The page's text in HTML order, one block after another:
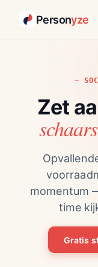
Personyze
Zet
momentum
time
Gratis